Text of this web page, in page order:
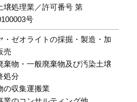
壌処理業／許可番号 第
号
・ゼオライトの採掘・製造・加
売
棄物・一般廃棄物及び汚染土壌
処分
の収集運搬業